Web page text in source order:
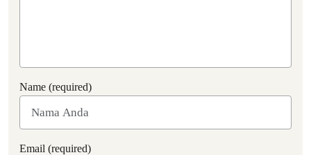
Name (required)
Email (required)